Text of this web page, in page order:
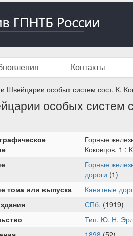
Контакты
Швейцарии особых систем сост. К.
особых систем
Горные
Коковцов. 1 :
Горные
дороги (1)
тома или выпуска
Канатные
СПб. (1919)
Тип. Ю. Н.
1898 (52)